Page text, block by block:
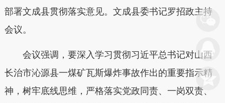
部署文成县贯彻落实意见。文成县委书记罗招政主持
会议。
会议强调，要深入学习贯彻习近平总书记对山西
长治市沁源县一煤矿瓦斯爆炸事故作出的重要指示精
神，树牢底线思维，严格落实党政同责、一岗双责、